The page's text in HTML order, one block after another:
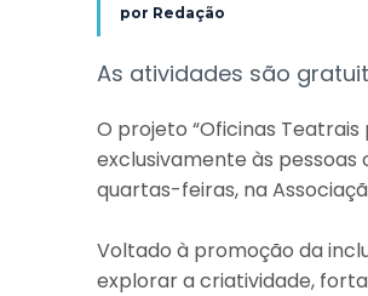
por Redação
As atividades são
O projeto “Oficinas
exclusivamente às
quartas-feiras, na
Voltado à promoção da
explorar a criatividade,